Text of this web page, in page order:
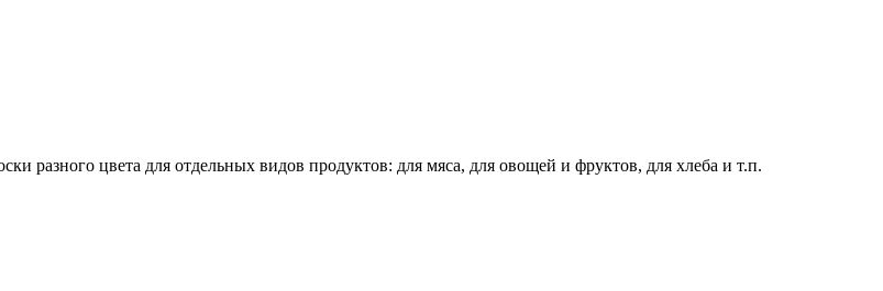
разного цвета для отдельных видов продуктов: для мяса, для овощей и фруктов, для хлеба и т.п.